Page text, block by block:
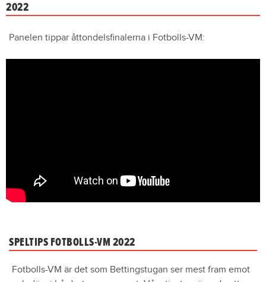
2022
Panelen tippar åttondelsfinalerna i Fotbolls-VM:
SPELTIPS FOTBOLLS-VM 2022
Fotbolls-VM är det som Bettingstugan ser mest fram emot